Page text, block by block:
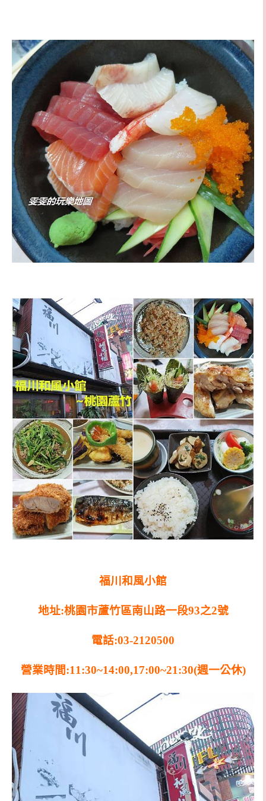
福川和風小館
地址:桃園市蘆竹區南山路一段93之2號
電話:03-2120500
營業時間:11:30~14:00,17:00~21:30(週一公休)